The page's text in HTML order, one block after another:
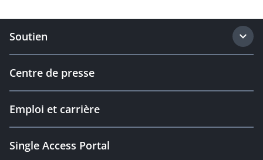
Soutien
Centre de presse
Emploi et carrière
Single Access Portal